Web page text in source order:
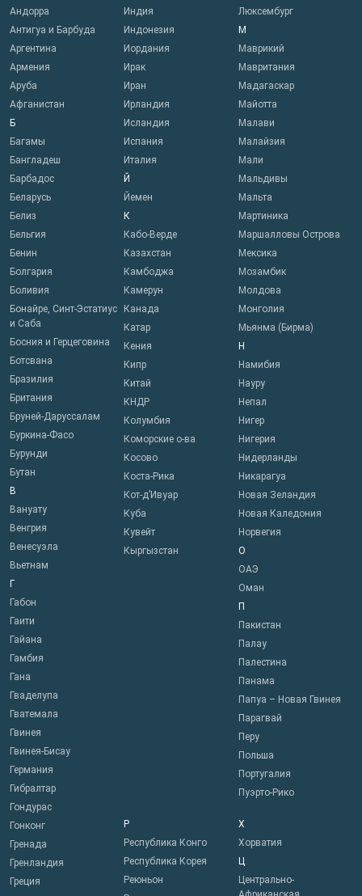
Андорра
Антигуа и Барбуда
Аргентина
Армения
Аруба
Афганистан
Б
Багамы
Бангладеш
Барбадос
Беларусь
Белиз
Бельгия
Бенин
Болгария
Боливия
Бонайре, Синт-Эстатиус
и Саба
Босния и Герцеговина
Ботсвана
Бразилия
Британия
Бруней-Даруссалам
Буркина-Фасо
Бурунди
Бутан
В
Вануату
Венгрия
Венесуэла
Вьетнам
Г
Габон
Гаити
Гайана
Гамбия
Гана
Гваделупа
Гватемала
Гвинея
Гвинея-Бисау
Германия
Гибралтар
Гондурас
Гонконг
Гренада
Гренландия
Греция
Индия
Индонезия
Иордания
Ирак
Иран
Ирландия
Исландия
Испания
Италия
Й
Йемен
К
Кабо-Верде
Казахстан
Камбоджа
Камерун
Канада
Катар
Кения
Кипр
Китай
КНДР
Колумбия
Коморские о-ва
Косово
Коста-Рика
Кот-д’Ивуар
Куба
Кувейт
Кыргызстан
Люксембург
М
Маврикий
Мавритания
Мадагаскар
Майотта
Малави
Малайзия
Мали
Мальдивы
Мальта
Мартиника
Маршалловы Острова
Мексика
Мозамбик
Молдова
Монголия
Мьянма (Бирма)
Н
Намибия
Науру
Непал
Нигер
Нигерия
Нидерланды
Никарагуа
Новая Зеландия
Новая Каледония
Норвегия
О
ОАЭ
Оман
П
Пакистан
Палау
Палестина
Панама
Папуа – Новая Гвинея
Парагвай
Перу
Польша
Португалия
Пуэрто-Рико
Р
Республика Конго
Республика Корея
Реюньон
Х
Хорватия
Ц
Центрально-